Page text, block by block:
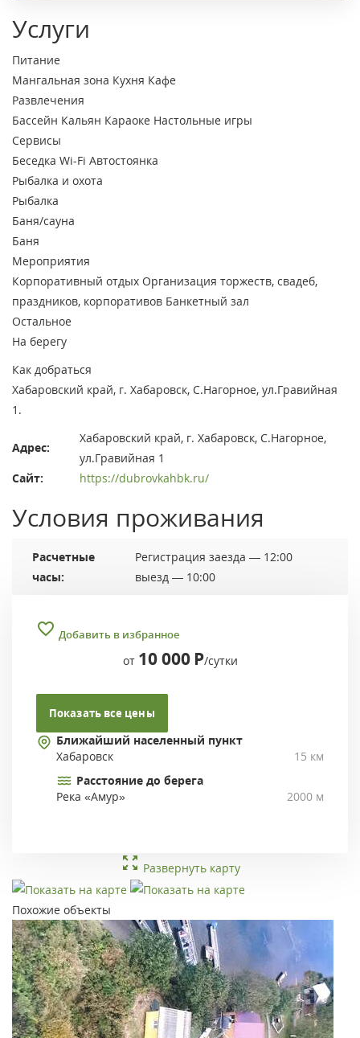
Услуги
Питание
Мангальная зона Кухня Кафе
Развлечения
Бассейн Кальян Караоке Настольные игры
Сервисы
Беседка Wi-Fi Автостоянка
Рыбалка и охота
Рыбалка
Баня/сауна
Баня
Мероприятия
Корпоративный отдых Организация торжеств, свадеб,
праздников, корпоративов Банкетный зал
Остальное
На берегу
Как добраться
Хабаровский край, г. Хабаровск, С.Нагорное, ул.Гравийная
1.
Адрес:
Хабаровский край, г. Хабаровск, С.Нагорное,
ул.Гравийная 1
Сайт:
https://dubrovkahbk.ru/
Условия проживания
Расчетные
часы:
Регистрация заезда — 12:00
выезд — 10:00
Добавить в избранное
от 10 000 Р/сутки
Показать все цены
Ближайший населенный пункт
Хабаровск
15 км
Расстояние до берега
Река «Амур»
2000 м
Развернуть карту
Похожие объекты